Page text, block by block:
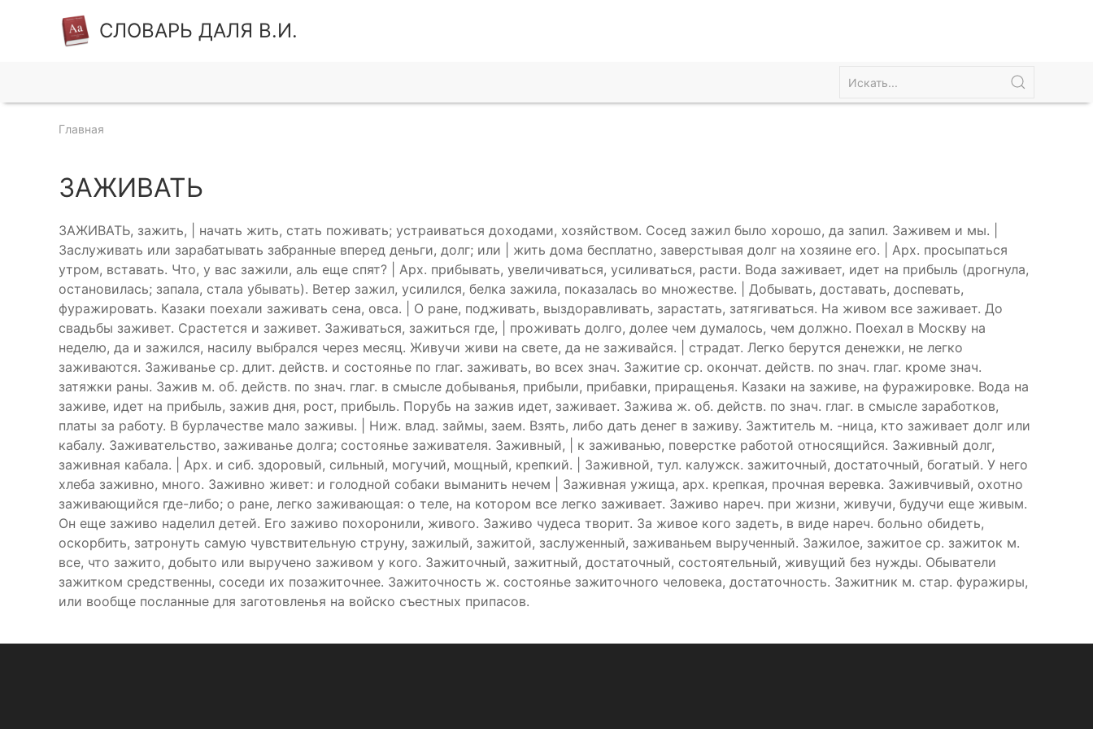
СЛОВАРЬ ДАЛЯ В.И.
Главная
ЗАЖИВАТЬ
ЗАЖИВАТЬ, зажить, | начать жить, стать поживать; устраиваться доходами, хозяйством. Сосед зажил было хорошо, да запил. Заживем и мы. |
Заслуживать или зарабатывать забранные вперед деньги, долг; или | жить дома бесплатно, заверстывая долг на хозяине его. | Арх. просыпаться
утром, вставать. Что, у вас зажили, аль еще спят? | Арх. прибывать, увеличиваться, усиливаться, расти. Вода заживает, идет на прибыль (дрогнула,
остановилась; запала, стала убывать). Ветер зажил, усилился, белка зажила, показалась во множестве. | Добывать, доставать, доспевать,
фуражировать. Казаки поехали заживать сена, овса. | О ране, подживать, выздоравливать, зарастать, затягиваться. На живом все заживает. До
свадьбы заживет. Срастется и заживет. Заживаться, зажиться где, | проживать долго, долее чем думалось, чем должно. Поехал в Москву на
неделю, да и зажился, насилу выбрался через месяц. Живучи живи на свете, да не заживайся. | страдат. Легко берутся денежки, не легко
заживаются. Заживанье ср. длит. действ. и состоянье по глаг. заживать, во всех знач. Зажитие ср. окончат. действ. по знач. глаг. кроме знач.
затяжки раны. Зажив м. об. действ. по знач. глаг. в смысле добыванья, прибыли, прибавки, приращенья. Казаки на заживе, на фуражировке. Вода на
заживе, идет на прибыль, зажив дня, рост, прибыль. Порубь на зажив идет, заживает. Зажива ж. об. действ. по знач. глаг. в смысле заработков,
платы за работу. В бурлачестве мало заживы. | Ниж. влад. займы, заем. Взять, либо дать денег в заживу. Зажтитель м. -ница, кто заживает долг или
кабалу. Заживательство, заживанье долга; состоянье заживателя. Заживный, | к заживанью, поверстке работой относящийся. Заживный долг,
заживная кабала. | Арх. и сиб. здоровый, сильный, могучий, мощный, крепкий. | Заживной, тул. калужск. зажиточный, достаточный, богатый. У него
хлеба заживно, много. Заживно живет: и голодной собаки выманить нечем | Заживная ужища, арх. крепкая, прочная веревка. Заживчивый, охотно
заживающийся где-либо; о ране, легко заживающая: о теле, на котором все легко заживает. Заживо нареч. при жизни, живучи, будучи еще живым.
Он еще заживо наделил детей. Его заживо похоронили, живого. Заживо чудеса творит. За живое кого задеть, в виде нареч. больно обидеть,
оскорбить, затронуть самую чувствительную струну, зажилый, зажитой, заслуженный, заживаньем вырученный. Зажилое, зажитое ср. зажиток м.
все, что зажито, добыто или выручено заживом у кого. Зажиточный, зажитный, достаточный, состоятельный, живущий без нужды. Обыватели
зажитком средственны, соседи их позажиточнее. Зажиточность ж. состоянье зажиточного человека, достаточность. Зажитник м. стар. фуражиры,
или вообще посланные для заготовленья на войско съестных припасов.